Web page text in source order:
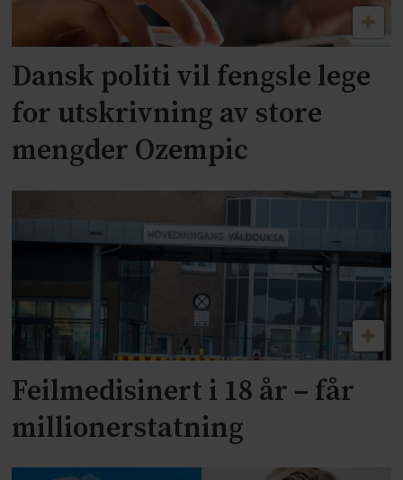
Dansk politi vil fengsle lege
for utskrivning av store
mengder Ozempic
Feilmedisinert i 18 år – får
millionerstatning